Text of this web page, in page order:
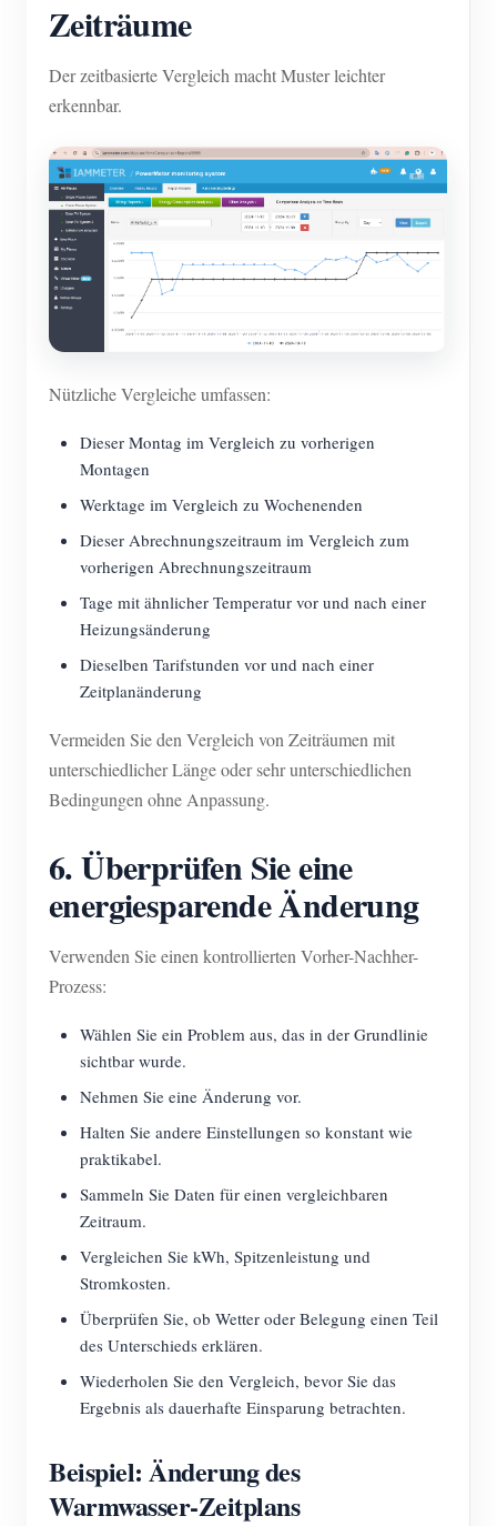
Zeiträume
Der zeitbasierte Vergleich macht Muster leichter
erkennbar.
Nützliche Vergleiche umfassen:
Dieser Montag im Vergleich zu vorherigen
Montagen
Werktage im Vergleich zu Wochenenden
Dieser Abrechnungszeitraum im Vergleich zum
vorherigen Abrechnungszeitraum
Tage mit ähnlicher Temperatur vor und nach einer
Heizungsänderung
Dieselben Tarifstunden vor und nach einer
Zeitplanänderung
Vermeiden Sie den Vergleich von Zeiträumen mit
unterschiedlicher Länge oder sehr unterschiedlichen
Bedingungen ohne Anpassung.
6. Überprüfen Sie eine
energiesparende Änderung
Verwenden Sie einen kontrollierten Vorher-Nachher-
Prozess:
Wählen Sie ein Problem aus, das in der Grundlinie
sichtbar wurde.
Nehmen Sie eine Änderung vor.
Halten Sie andere Einstellungen so konstant wie
praktikabel.
Sammeln Sie Daten für einen vergleichbaren
Zeitraum.
Vergleichen Sie kWh, Spitzenleistung und
Stromkosten.
Überprüfen Sie, ob Wetter oder Belegung einen Teil
des Unterschieds erklären.
Wiederholen Sie den Vergleich, bevor Sie das
Ergebnis als dauerhafte Einsparung betrachten.
Beispiel: Änderung des
Warmwasser-Zeitplans